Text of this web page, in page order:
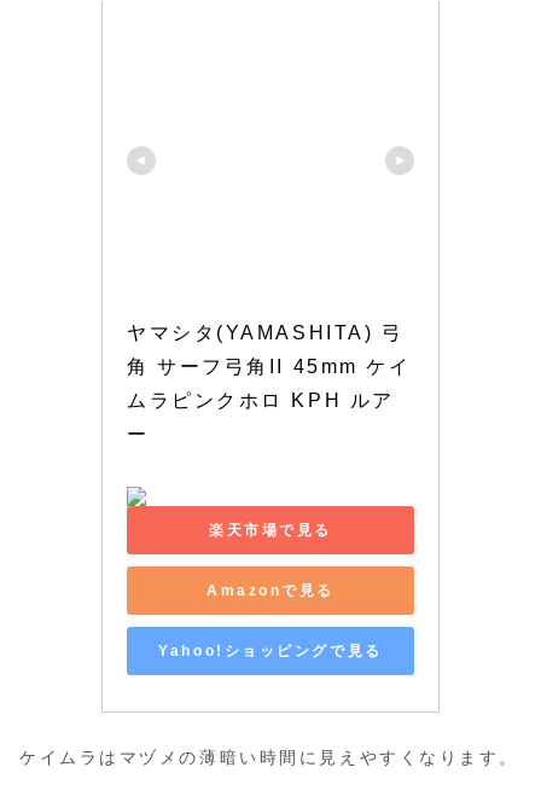
ヤマシタ(YAMASHITA) 弓
角 サーフ弓角II 45mm ケイ
ムラピンクホロ KPH ルア
ー
楽天市場で見る
Amazonで見る
Yahoo!ショッピングで見る
ケイムラはマヅメの薄暗い時間に見えやすくなります。